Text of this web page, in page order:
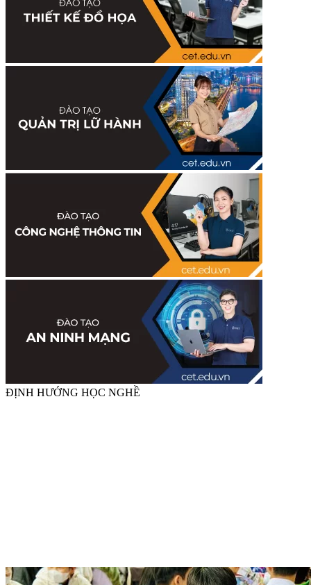
ĐỊNH HƯỚNG HỌC NGHỀ